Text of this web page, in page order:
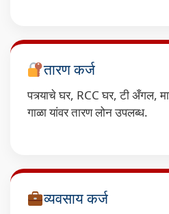
तारण कर्ज
पत्र्याचे घर, RCC घर, टी अँगल,
गाळा यांवर तारण लोन उपलब्ध.
व्यवसाय कर्ज